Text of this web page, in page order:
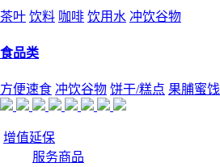
茶叶 饮料 咖啡 饮用水 冲饮谷物
食品类
方便速食 冲饮谷物 饼干/糕点 果脯蜜饯
增值延保
服务商品